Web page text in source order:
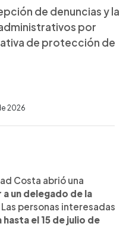
de denuncias y la
por
de protección de
2026
Costa mantiene
contratar a un
Animal. El
de denuncias y la
administrativos
Costa abrió una
un delegado de la
Las personas interesadas
el 15 de julio de